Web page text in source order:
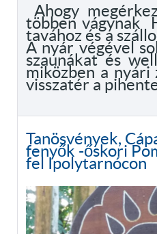
Ahogy
többen vágynak
tavához és a
A nyár végével
szaunákat és
miközben a nyári
visszatér a
Tanösvények,
fenyők -őskori
fel Ipolytarnócon